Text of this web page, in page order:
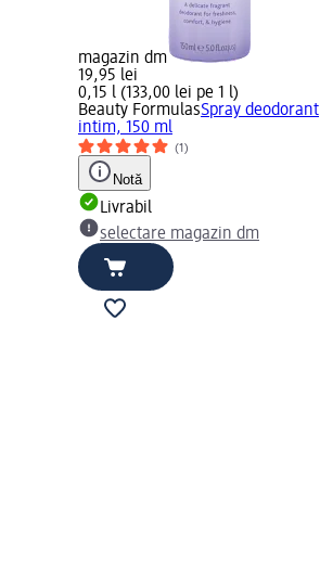
magazin dm
19,95 lei
0,15 l (133,00 lei pe 1 l)
Beauty FormulasSpray deodorant
intim, 150 ml
(1)
Notă
Livrabil
selectare magazin dm